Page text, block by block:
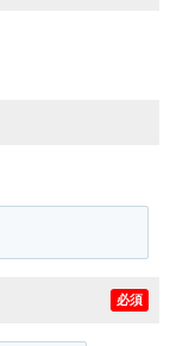
必須